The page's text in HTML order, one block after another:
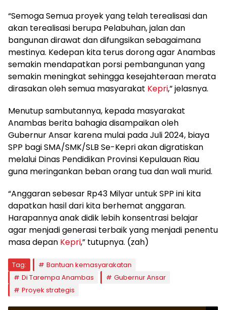
“Semoga Semua proyek yang telah terealisasi dan
akan terealisasi berupa Pelabuhan, jalan dan
bangunan dirawat dan difungsikan sebagaimana
mestinya. Kedepan kita terus dorong agar Anambas
semakin mendapatkan porsi pembangunan yang
semakin meningkat sehingga kesejahteraan merata
dirasakan oleh semua masyarakat Kepri,” jelasnya.
Menutup sambutannya, kepada masyarakat
Anambas berita bahagia disampaikan oleh
Gubernur Ansar karena mulai pada Juli 2024, biaya
SPP bagi SMA/SMK/SLB Se-Kepri akan digratiskan
melalui Dinas Pendidikan Provinsi Kepulauan Riau
guna meringankan beban orang tua dan wali murid.
“Anggaran sebesar Rp43 Milyar untuk SPP ini kita
dapatkan hasil dari kita berhemat anggaran.
Harapannya anak didik lebih konsentrasi belajar
agar menjadi generasi terbaik yang menjadi penentu
masa depan Kepri,” tutupnya. (zah)
Tag:
Bantuan kemasyarakatan
Di Tarempa Anambas
Gubernur Ansar
Proyek strategis